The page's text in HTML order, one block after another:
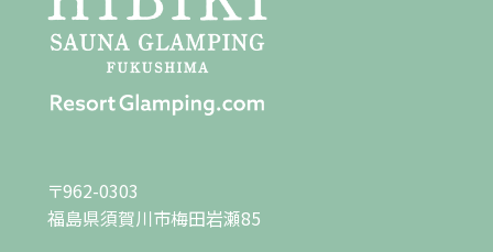
〒962-0303
福島県須賀川市梅田岩瀬85